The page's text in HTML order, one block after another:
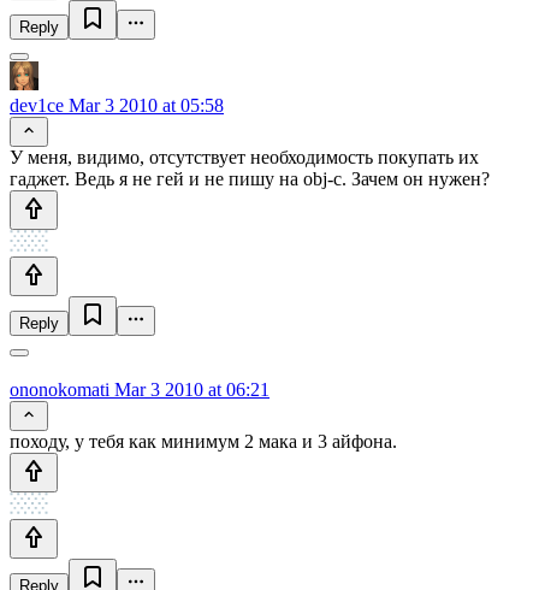
Reply
dev1ce Mar 3 2010 at 05:58
У меня, видимо, отсутствует необходимость покупать их
гаджет. Ведь я не гей и не пишу на obj-c. Зачем он нужен?
Reply
ononokomati Mar 3 2010 at 06:21
походу, у тебя как минимум 2 мака и 3 айфона.
Reply